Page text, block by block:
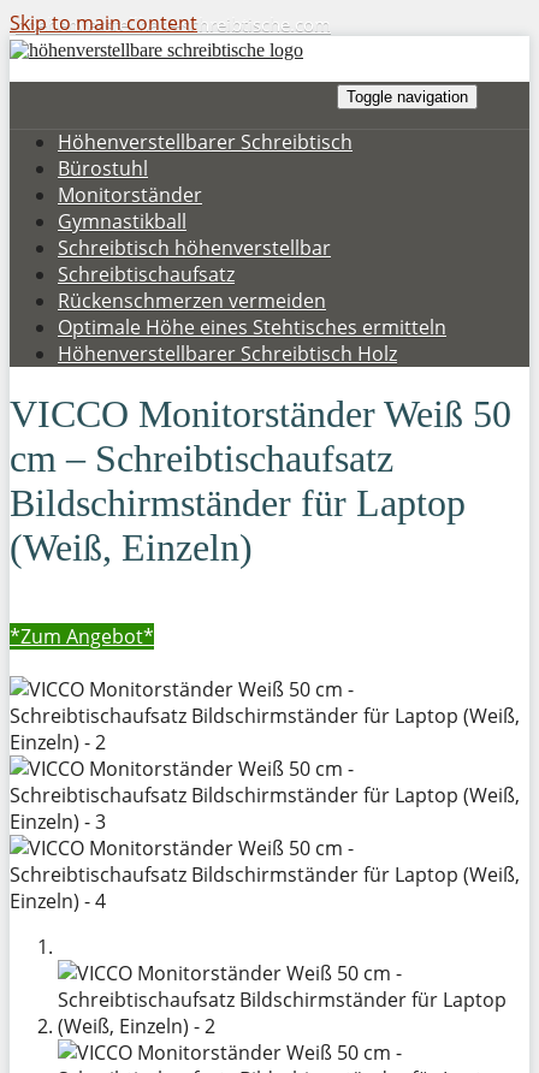
Skip to main content
Toggle navigation
hoehenverstellbare-schreibtische.com
Höhenverstellbarer Schreibtisch
Bürostuhl
Monitorständer
Gymnastikball
Schreibtisch höhenverstellbar
Schreibtischaufsatz
Rückenschmerzen vermeiden
Optimale Höhe eines Stehtisches ermitteln
Höhenverstellbarer Schreibtisch Holz
VICCO Monitorständer Weiß 50
cm – Schreibtischaufsatz
Bildschirmständer für Laptop
(Weiß, Einzeln)
*Zum Angebot*